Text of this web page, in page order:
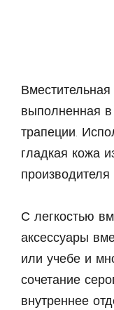
выполненная
трапеции.
гладкая кожа
С легкостью
аксессуары
или учебе и
сочетание
внутреннее